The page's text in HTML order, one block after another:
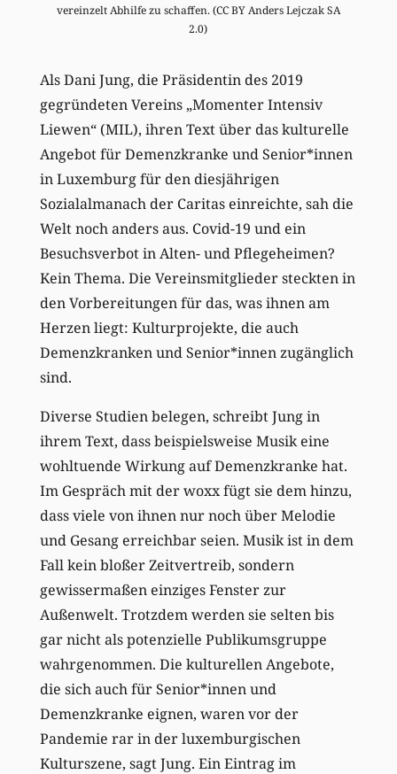
vereinzelt Abhilfe zu schaffen. (CC BY Anders Lejczak SA
2.0)
Als Dani Jung, die Präsidentin des 2019
gegründeten Vereins „Momenter Intensiv
Liewen“ (MIL), ihren Text über das kulturelle
Angebot für Demenzkranke und Senior*innen
in Luxemburg für den diesjährigen
Sozialalmanach der Caritas einreichte, sah die
Welt noch anders aus. Covid-19 und ein
Besuchsverbot in Alten- und Pflegeheimen?
Kein Thema. Die Vereinsmitglieder steckten in
den Vorbereitungen für das, was ihnen am
Herzen liegt: Kulturprojekte, die auch
Demenzkranken und Senior*innen zugänglich
sind.
Diverse Studien belegen, schreibt Jung in
ihrem Text, dass beispielsweise Musik eine
wohltuende Wirkung auf Demenzkranke hat.
Im Gespräch mit der woxx fügt sie dem hinzu,
dass viele von ihnen nur noch über Melodie
und Gesang erreichbar seien. Musik ist in dem
Fall kein bloßer Zeitvertreib, sondern
gewissermaßen einziges Fenster zur
Außenwelt. Trotzdem werden sie selten bis
gar nicht als potenzielle Publikumsgruppe
wahrgenommen. Die kulturellen Angebote,
die sich auch für Senior*innen und
Demenzkranke eignen, waren vor der
Pandemie rar in der luxemburgischen
Kulturszene, sagt Jung. Ein Eintrag im